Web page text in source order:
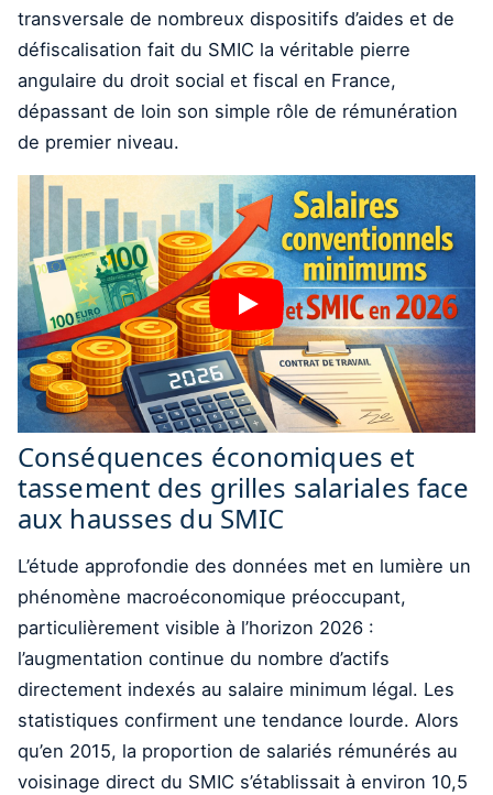
transversale de nombreux dispositifs d’aides et de
défiscalisation fait du SMIC la véritable pierre
angulaire du droit social et fiscal en France,
dépassant de loin son simple rôle de rémunération
de premier niveau.
Conséquences économiques et
tassement des grilles salariales face
aux hausses du SMIC
L’étude approfondie des données met en lumière un
phénomène macroéconomique préoccupant,
particulièrement visible à l’horizon 2026 :
l’augmentation continue du nombre d’actifs
directement indexés au salaire minimum légal. Les
statistiques confirment une tendance lourde. Alors
qu’en 2015, la proportion de salariés rémunérés au
voisinage direct du SMIC s’établissait à environ 10,5